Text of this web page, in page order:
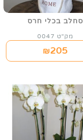
סחלב בכלי חרס
מק"ט 0047
₪205